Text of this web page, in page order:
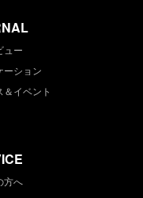
ュー
ーション
＆イベント
方へ